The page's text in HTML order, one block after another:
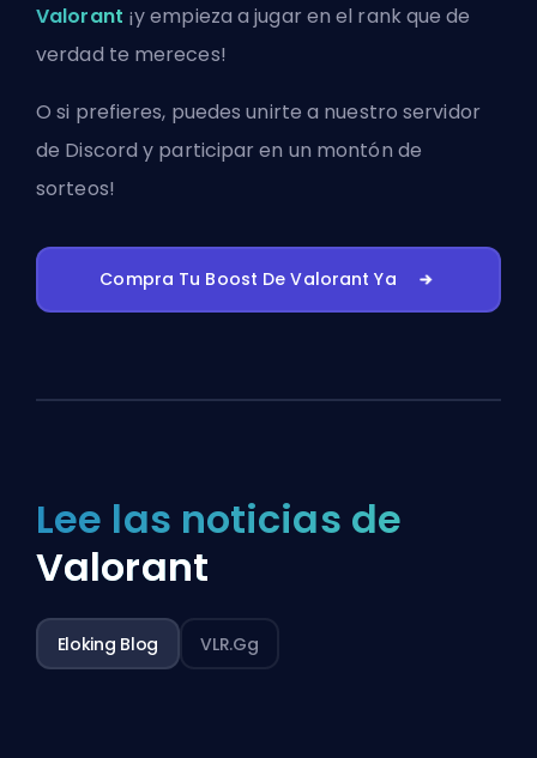
Valorant ¡y empieza a jugar en el rank que de
verdad te mereces!
O si prefieres, puedesunirte a nuestro servidor
de Discord y participar en un montón de
sorteos!
Compra Tu Boost De Valorant Ya
Lee las noticias de
Valorant
Eloking Blog VLR.gg